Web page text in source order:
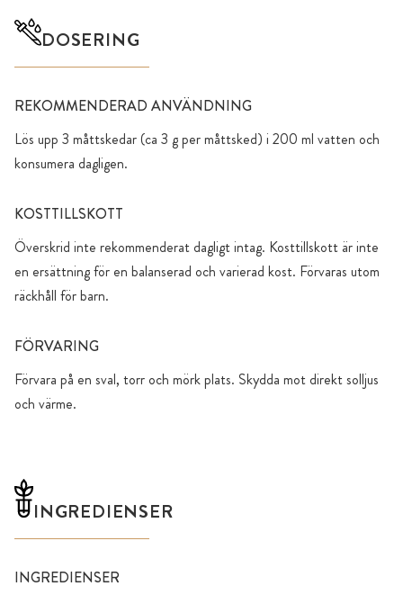
DOSERING
REKOMMENDERAD ANVÄNDNING
Lös upp 3 måttskedar (ca 3 g per måttsked) i 200 ml vatten och
konsumera dagligen.
KOSTTILLSKOTT
Överskrid inte rekommenderat dagligt intag. Kosttillskott är inte
en ersättning för en balanserad och varierad kost. Förvaras utom
räckhåll för barn.
FÖRVARING
Förvara på en sval, torr och mörk plats. Skydda mot direkt solljus
och värme.
INGREDIENSER
INGREDIENSER